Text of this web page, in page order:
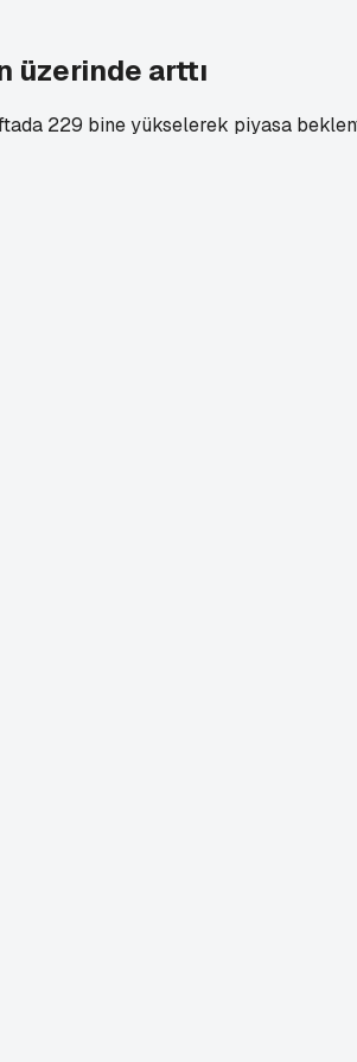
üzerinde arttı
229 bine yükselerek piyasa